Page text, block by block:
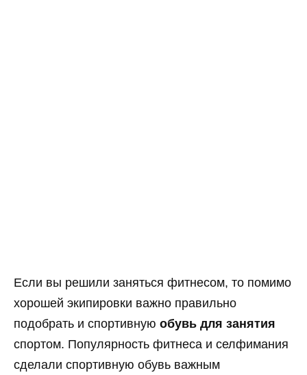
Если вы решили заняться фитнесом, то помимо
хорошей экипировки важно правильно
подобрать и спортивную обувь для занятия
спортом. Популярность фитнеса и селфимания
сделали спортивную обувь важным